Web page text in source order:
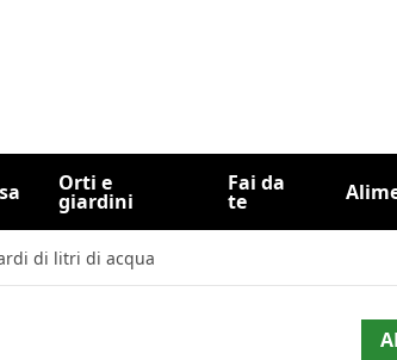
Orti e
giardini
Fai da
te
di litri di acqua